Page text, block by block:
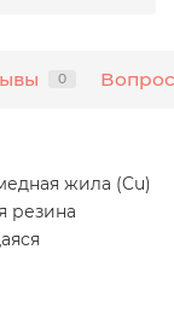
0
жила (Cu)
резина